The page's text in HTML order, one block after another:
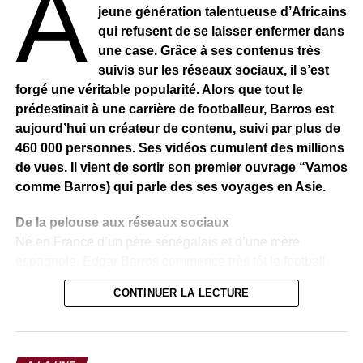
coupé leur aide au développement, le régime militaire
nigérien cherche d’autres alliés, notamment dans la
région. Plusieurs voix se sont élevées hors du Niger
contre la politique des sanctions, dont celle de l’ONG
Médecins sans frontières (MSF) qui a appelé début
septembre « à rompre avec toute logique de
punition collective ».
RELATED TOPICS:
UP NEXT
débute officiellement son second mandat
par les forces armées?
À
jeune génération talentueuse d’Africains
qui refusent de se laisser enfermer dans
une case. Grâce à ses contenus très
suivis sur les réseaux sociaux, il s’est
forgé une véritable popularité. Alors que tout le
prédestinait à une carrière de footballeur, Barros est
aujourd’hui un créateur de contenu, suivi par plus de
460 000 personnes. Ses vidéos cumulent des millions
de vues. Il vient de sortir son premier ouvrage “Vamos
comme Barros) qui parle des ses voyages en Asie.
De la pelouse aux réseaux sociaux
Né en France d’un père sénégalais et d’une mère
Très vite, il intègre l’US Torcy, un club formateur reconnu,
où il évolue aux côtés de Randal Kolo-Muani. À 19 ans,
rééducation. Cependant, il ne veut rien lâcher. Il continue
CONTINUER LA LECTURE